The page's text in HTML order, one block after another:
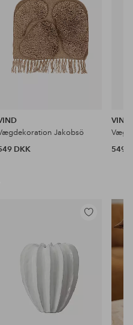
Jakobsö
DKK
VIND
549
Tilføj